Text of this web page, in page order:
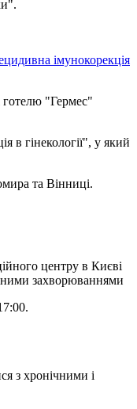
імунокорекція
готелю "Гермес"
в гінекології", у який
та Вінниці.
центру в Києві
захворюваннями
з хронічними і